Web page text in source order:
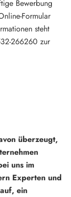
Bewerbung
Formular
steht
266260 zur
überzeugt,
uns im
Experten und
ein